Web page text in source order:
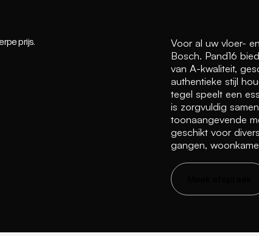
prijs.
Voor al uw vloer-
Bosch. Pand16
van A-kwaliteit,
authentieke stijl
tegel speelt een
is zorgvuldig
toonaangevende
geschikt voor
gangen,